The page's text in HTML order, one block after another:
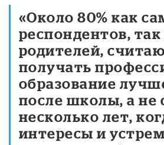
«Около 80% как
респондентов, так
родителей,
получать
образование
после школы, а не
несколько лет,
интересы и